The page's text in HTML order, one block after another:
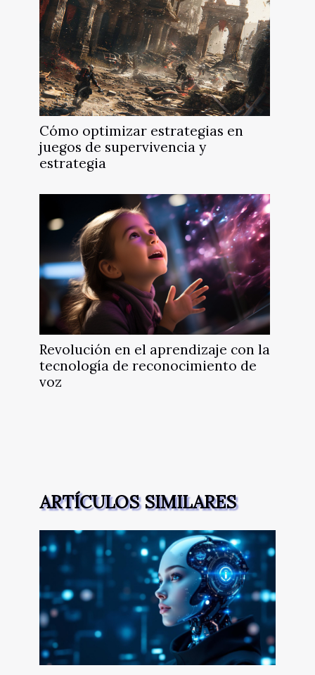
Cómo optimizar estrategias en
juegos de supervivencia y
estrategia
Revolución en el aprendizaje con la
tecnología de reconocimiento de
voz
ARTÍCULOS SIMILARES